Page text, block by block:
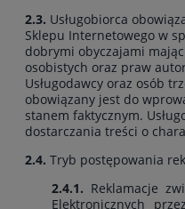
2.3. Usługobiorca
Sklepu Internetowego w
dobrymi obyczajami
osobistych oraz praw
Usługodawcy oraz osób
obowiązany jest do
stanem faktycznym.
dostarczania treści o
2.4. Tryb postępowania
2.4.1. Reklamacje
Elektronicznych